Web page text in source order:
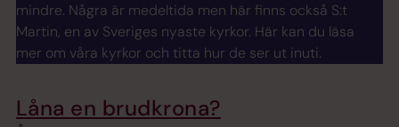
mindre. Några är medeltida men här finns också S:t
Martin, en av Sveriges nyaste kyrkor. Här kan du läsa
mer om våra kyrkor och titta hur de ser ut inuti.
Låna en brudkrona?